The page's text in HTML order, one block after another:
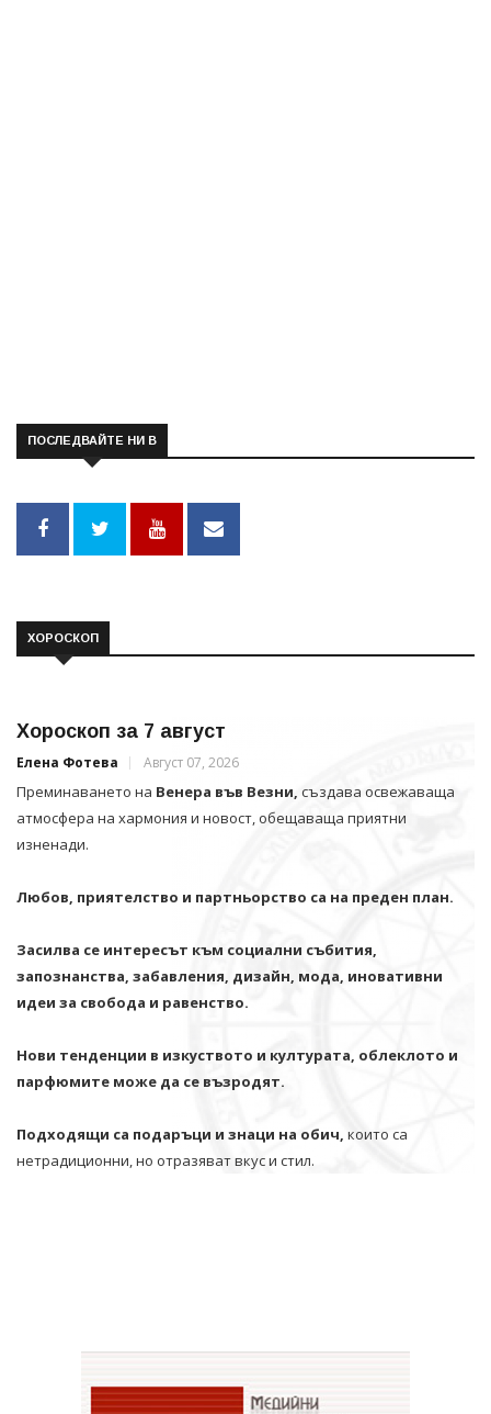
ПОСЛЕДВАЙТЕ НИ В
ХОРОСКОП
Хороскоп за 7 август
Елена Фотева Август 07, 2026
Преминаването на Венера във Везни, създава освежаваща
атмосфера на хармония и новост, обещаваща приятни
изненади.
Любов, приятелство и партньорство са на преден план.
Засилва се интересът към социални събития,
запознанства, забавления, дизайн, мода, иновативни
идеи за свобода и равенство.
Нови тенденции в изкуството и културата, облеклото и
парфюмите може да се възродят.
Подходящи са подаръци и знаци на обич, които са
нетрадиционни, но отразяват вкус и стил.